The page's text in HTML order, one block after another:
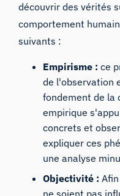
découvrir des vérités
comportement
suivants :
Empirisme : ce
de l'observation
fondement de la
empirique
concrets et
expliquer ces
une analyse
Objectivité :